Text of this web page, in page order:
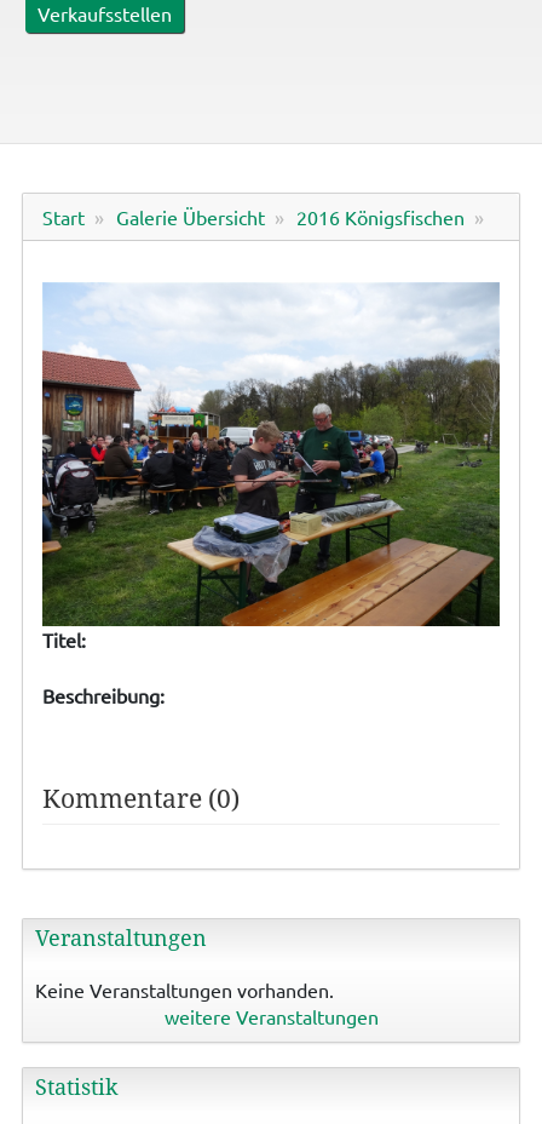
Verkaufsstellen
Start Galerie Übersicht 2016 Königsfischen
Titel:
Beschreibung:
Kommentare (0)
Veranstaltungen
Keine Veranstaltungen vorhanden.
weitere Veranstaltungen
Statistik